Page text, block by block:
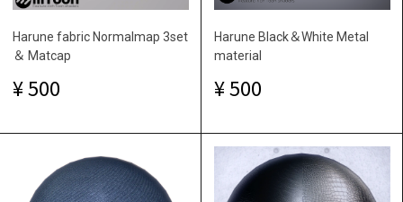
Harune fabric Normalmap 3set
＆ Matcap
500
Harune Black＆White Metal
material
500